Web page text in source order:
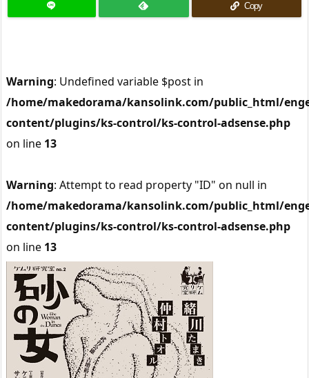
Copy
Warning: Undefined variable $post in
/home/makedorama/kansolink.com/public_html/
content/plugins/ks-control/ks-control-adsense.php
on line 13
Warning: Attempt to read property "ID" on null in
/home/makedorama/kansolink.com/public_html/
content/plugins/ks-control/ks-control-adsense.php
on line 13